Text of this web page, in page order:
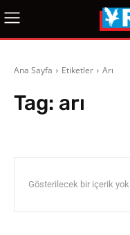
Ana Sayfa Etiketler Arı
Tag: arı
Gösterilecek bir içerik yok